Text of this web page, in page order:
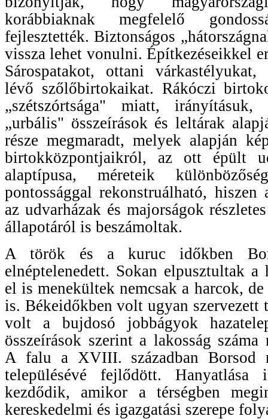
korábbiaknak megfelelő
fejlesztették. Biztonságos
vissza lehet vonulni. Építkezéseikkel
Sárospatakot, ottani
lévő szőlőbirtokaikat. Rákóczi
„szétszórtsága" miatt, irányításuk,
„urbális" összeírások és leltárak
része megmaradt, melyek alapján
birtokközpontjaikról, az ott épült
alaptípusa, méreteik
pontossággal rekonstruálható,
az udvarházak és majorságok
állapotáról is beszámoltak.
A török és a kuruc időkben
elnéptelenedett. Sokan elpusztultak a
el is menekültek nemcsak a harcok,
is. Békeidőkben volt ugyan szervezett
volt a bujdosó jobbágyok
összeírások szerint a lakosság száma
A falu a XVIII. században Borsod
településévé fejlődött.
kezdődik, amikor a térségben
kereskedelmi és igazgatási szerepe